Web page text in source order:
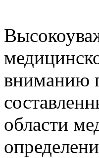
вниманию
области